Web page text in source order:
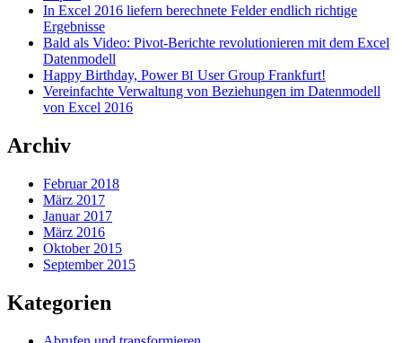
In Excel 2016 liefern berechnete Felder endlich richtige
Ergebnisse
Bald als Video: Pivot-Berichte revolutionieren mit dem Excel
Datenmodell
Happy Birthday, PowerBI User Group Frankfurt!
Vereinfachte Verwaltung von Beziehungen im Datenmodell
von Excel 2016
Archiv
Februar 2018
März 2017
Januar 2017
März 2016
Oktober 2015
September 2015
Kategorien